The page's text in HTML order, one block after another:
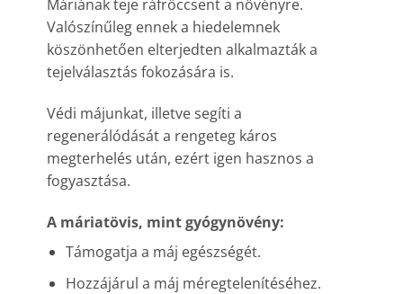
Máriának teje ráfröccsent a növényre.
Valószínűleg ennek a hiedelemnek
köszönhetően elterjedten alkalmazták a
tejelválasztás fokozására is.
Védi májunkat, illetve segíti a
regenerálódását a rengeteg káros
megterhelés után, ezért igen hasznos a
fogyasztása.
A máriatövis, mint gyógynövény:
Támogatja a máj egészségét.
Hozzájárul a máj méregtelenítéséhez.